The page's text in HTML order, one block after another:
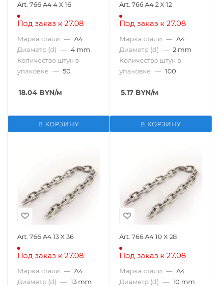
Art. 766 A4 4 X 16
Под заказ к 27.08
Марка стали — A4
Диаметр (d) — 4 mm
Количество штук в
упаковке — 50
18.04 BYN/м
В КОРЗИНУ
Art. 766 A4 2 X 12
Под заказ к 27.08
Марка стали — A4
Диаметр (d) — 2 mm
Количество штук в
упаковке — 100
5.17 BYN/м
В КОРЗИНУ
Art. 766 A4 13 X 36
Под заказ к 27.08
Марка стали — A4
Диаметр (d) — 13 mm
Art. 766 A4 10 X 28
Под заказ к 27.08
Марка стали — A4
Диаметр (d) — 10 mm